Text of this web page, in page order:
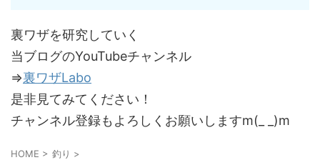
裏ワザを研究していく
当ブログのYouTubeチャンネル
⇒裏ワザLabo
是非見てみてください！
チャンネル登録もよろしくお願いしますm(_ _)m
HOME > 釣り >